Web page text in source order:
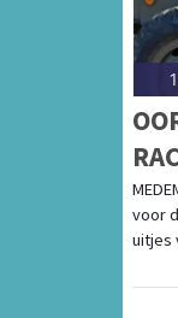
voor
uitjes